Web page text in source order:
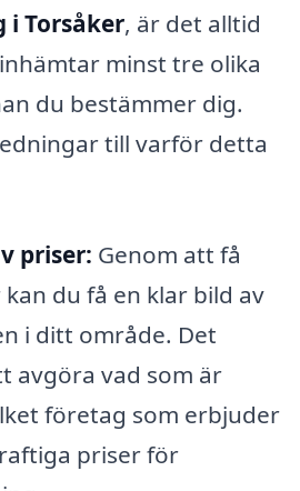
Torsåker, är det alltid
minst tre olika
du bestämmer dig.
till varför detta
priser: Genom att få
du få en klar bild av
i ditt område. Det
avgöra vad som är
företag som erbjuder
priser för